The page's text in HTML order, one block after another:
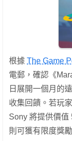
根據 The Game
電郵，確認《
日展開一個月的
收集回饋。若玩
Sony 將提供價值
則可獲有限度獎勵